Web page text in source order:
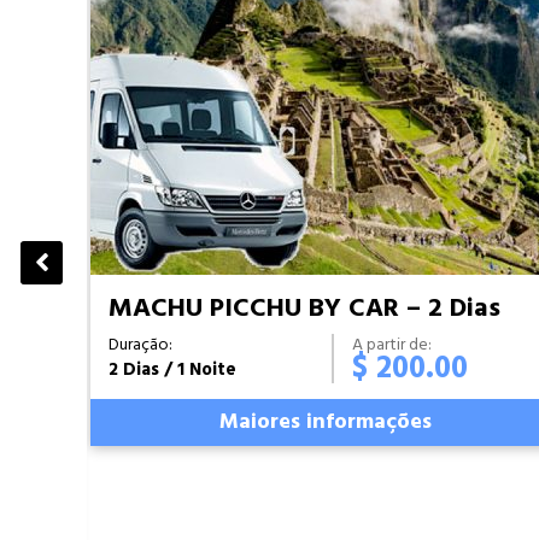
MACHU PICCHU BY CAR – 2 Dias
Duração:
2 Dias / 1 Noite
A partir de:
$ 200.00
Maiores informações